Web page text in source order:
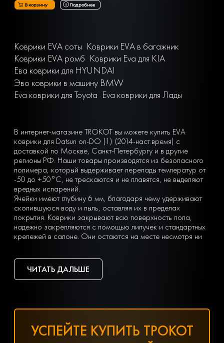
В корзину Подробнее
Коврики EVA соты Коврики EVA в багажник
Коврики EVA ромб Коврики Eva для KIA
Ева коврики для HYUNDAI
Эво коврики в машину BMW
Eva коврики для Toyota Eva коврики для Лады
В интернет-магазине TROKOT вы можете купить EVA
коврики для Datsun on-DO (1) (2014-наст.время) с
доставкой по Москве, Санкт-Петербургу и в другие
регионы РФ. Наши товары производятся из безопасного
полимера, который выдерживает перепады температур от
-50 до +50°С, не трескаются и не плавятся, не выделяют
вредных испарений.
Ячейки имеют глубину 6 мм, благодаря чему удерживают
скопившуюся воду и пыль, оставляя их в пределах
покрытия. Коврики закрывают всю поверхность пола,
надежно закрепляются с помощью липучек и стандартных
крепежей в салоне. Они остаются на месте несмотря ни
достаточно «отбить» его струей воды на автомойке или из
дворового шланга.
коврика под салон с любым дизайном.
Чтобы заказать недорогие ЕВА коврики для Datsun on-DO
(1) (2014-наст.время), оформите заявку, заполнив онлайн-
ЧИТАТЬ ДАЛЬШЕ
УСПЕЙТЕ КУПИТЬ ТРОКОТ